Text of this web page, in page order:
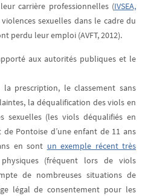
carrière professionnelles (IVSEA,
sexuelles dans le cadre du
perdu leur emploi (AVFT, 2012).
aux autorités publiques et le
prescription, le classement sans
la déqualification des viols en
sexuelles(les viols déqualifiés en
Pontoise d’une enfant de 11 ans
en sont un exemple récent très
(fréquent lors de viols
de nombreuses situations de
légal de consentement pour les